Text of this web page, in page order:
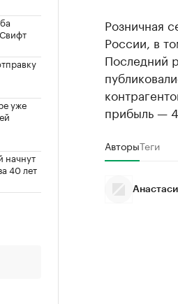
уже
40 лет
Розничная
России, в
Последний
прибыль —
АвторыТеги